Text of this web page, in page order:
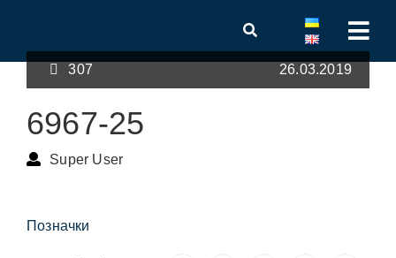
307 26.03.2019
6967-25
Super User
Позначки